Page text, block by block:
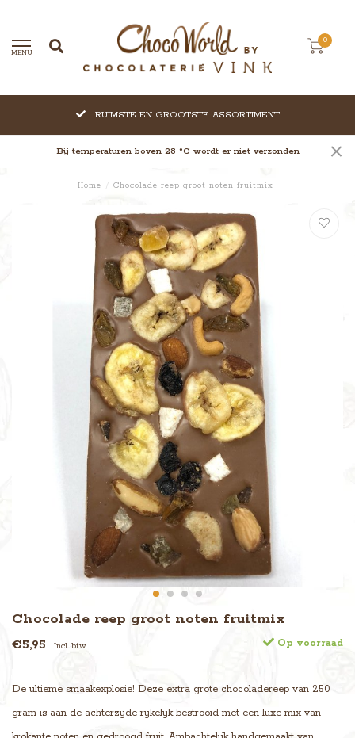
MENU
0
RUIMSTE EN GROOTSTE ASSORTIMENT
Bij temperaturen boven 28 °C wordt er niet verzonden
Home / Chocolade reep groot noten fruitmix
Chocolade reep groot noten fruitmix
€5,95 Incl. btw Op voorraad
De ultieme smaakexplosie! Deze extra grote chocoladereep van 250
gram is aan de achterzijde rijkelijk bestrooid met een luxe mix van